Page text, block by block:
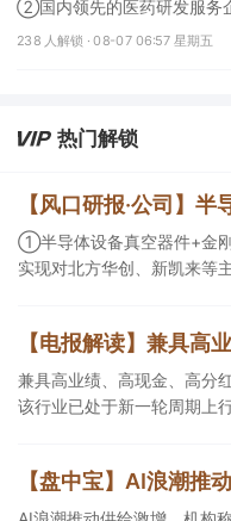
②国内领先的医药研发服务
稳回暖，后续实验室业务的
238 人解锁 ·08-07 06:57 星期五
热门解锁
①半导体设备真空器件+金
实现对北方华创、新凯来等
兼具高业绩、高现金、高分
该行业已处于新一轮周期上